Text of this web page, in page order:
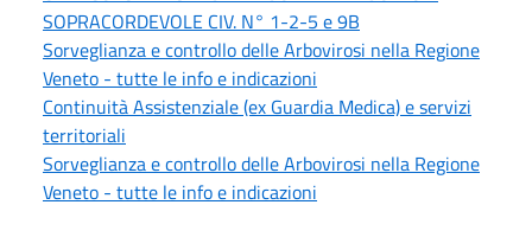
SOPRACORDEVOLE CIV. N° 1-2-5 e 9B
Sorveglianza e controllo delle Arbovirosi nella Regione
Veneto - tutte le info e indicazioni
Continuità Assistenziale (ex Guardia Medica) e servizi
territoriali
Sorveglianza e controllo delle Arbovirosi nella Regione
Veneto - tutte le info e indicazioni